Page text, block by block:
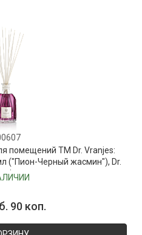
помещений ТМ Dr. Vranjes:
("Пион-Черный жасмин"), Dr.
90 коп.